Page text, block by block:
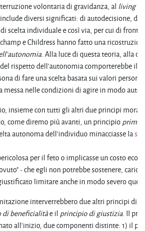
volontaria di gravidanza, al living
diversi significati: di autodecisione, di
scelta individuale e così via, per cui di fronte
e Childress hanno fatto una
. Alla luce di questa teoria, alla
rispetto dell'autonomia comporterebbe il
di fare una scelta basata sui valori
messa nelle condizioni di agire in modo
insieme con tutti gli altri due principi morali
come diremo più avanti, un principio prima
autonoma dell'individuo minacciasse la
per il feto o implicasse un costo
- che egli non potrebbe sostenere,
limitare anche in modo severo
interverrebbero due altri principi di
di beneficialitàe il principio di giustizia. Il
all'inizio, due componenti distinte: 1) il